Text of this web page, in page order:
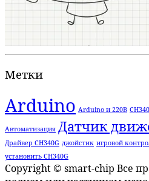
Метки
Arduino Arduino и 220В
Автоматизация Датчик
Драйвер CH340G джойстик игровой
установить CH340G
Copyright © smart-chip Все